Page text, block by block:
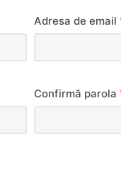
Adresa de email
Confirmă parola